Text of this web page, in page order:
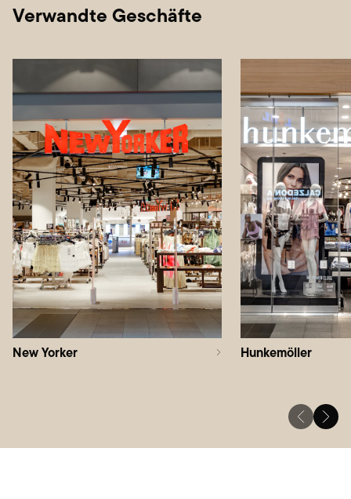
Verwandte Geschäfte
New Yorker Hunkemöller